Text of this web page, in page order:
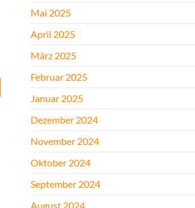
Mai 2025
April 2025
März 2025
Februar 2025
Januar 2025
Dezember 2024
November 2024
Oktober 2024
September 2024
August 2024